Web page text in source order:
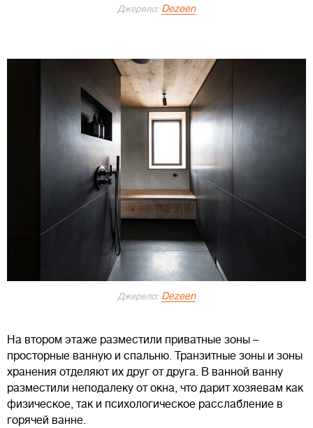
Джерело: Dezeen
Джерело: Dezeen
На втором этаже разместили приватные зоны –
просторные ванную и спальню. Транзитные зоны и зоны
хранения отделяют их друг от друга. В ванной ванну
разместили неподалеку от окна, что дарит хозяевам как
физическое, так и психологическое расслабление в
горячей ванне.